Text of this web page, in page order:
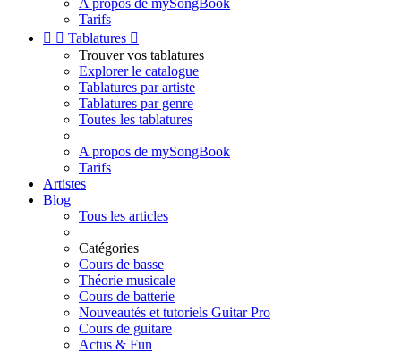
A propos de mySongBook
Tarifs
  Tablatures 
Trouver vos tablatures
Explorer le catalogue
Tablatures par artiste
Tablatures par genre
Toutes les tablatures
A propos de mySongBook
Tarifs
Artistes
Blog
Tous les articles
Catégories
Cours de basse
Théorie musicale
Cours de batterie
Nouveautés et tutoriels Guitar Pro
Cours de guitare
Actus & Fun